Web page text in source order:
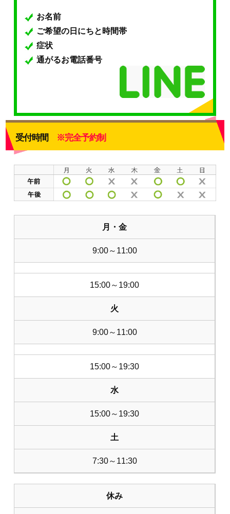
お名前
ご希望の日にちと時間帯
症状
通がるお電話番号
受付時間 ※完全予約制
月・金
9:00～11:00
15:00～19:00
火
9:00～11:00
15:00～19:30
水
15:00～19:30
土
7:30～11:30
休み